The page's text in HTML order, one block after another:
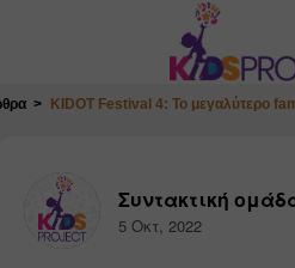
Κλείσιμο
KIDOT Festival 4: Το μεγαλύτερο
Συντακτική
5 Οκτ, 2022